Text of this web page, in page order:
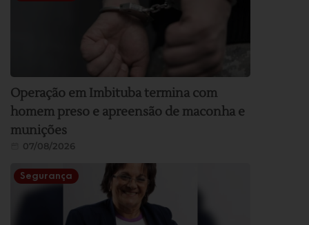
Operação em Imbituba termina com
homem preso e apreensão de maconha e
munições
07/08/2026
Segurança